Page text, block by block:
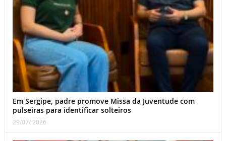
Em Sergipe, padre promove Missa da Juventude com
pulseiras para identificar solteiros
29/07/ 2026